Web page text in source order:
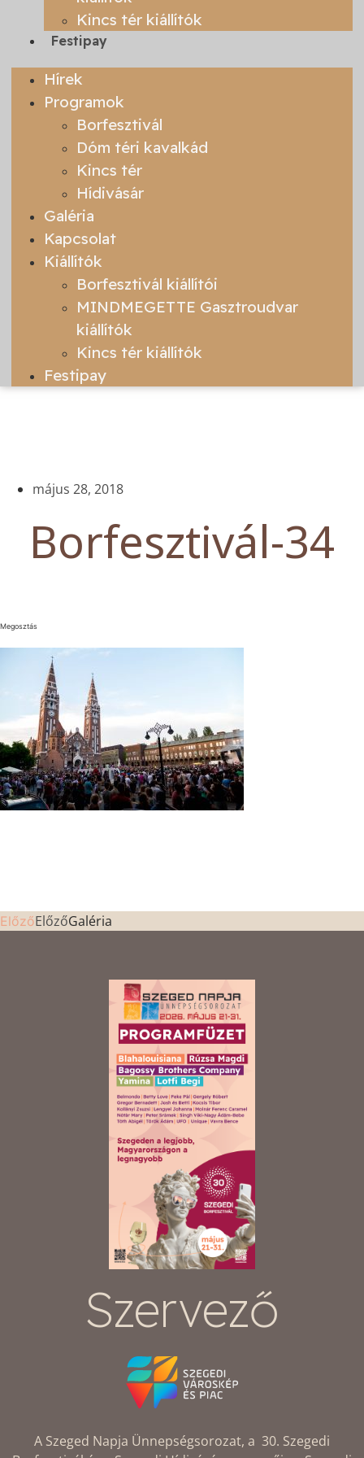
Kincs tér kiállítók
Festipay
Hírek
Programok
Borfesztivál
Dóm téri kavalkád
Kincs tér
Hídivásár
Galéria
Kapcsolat
Kiállítók
Borfesztivál kiállítói
MINDMEGETTE Gasztroudvar
kiállítók
Kincs tér kiállítók
Festipay
május 28, 2018
Borfesztivál-34
Megosztás
ElőzőElőzőGaléria
Szervező
A Szeged Napja Ünnepségsorozat, a 30. Szegedi